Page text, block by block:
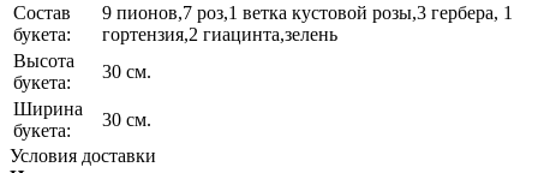
Состав
букета:
9 пионов,7 роз,1 ветка кустовой розы,3 гербера, 1
гортензия,2 гиацинта,зелень
Высота
букета:
30 см.
Ширина
букета:
30 см.
Условия доставки